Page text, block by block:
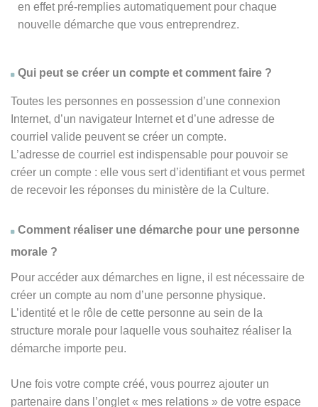
en effet pré-remplies automatiquement pour chaque
nouvelle démarche que vous entreprendrez.
Qui peut se créer un compte et comment faire ?
Toutes les personnes en possession d’une connexion
Internet, d’un navigateur Internet et d’une adresse de
courriel valide peuvent se créer un compte.
L’adresse de courriel est indispensable pour pouvoir se
créer un compte : elle vous sert d’identifiant et vous permet
de recevoir les réponses du ministère de la Culture.
Comment réaliser une démarche pour une personne
morale ?
Pour accéder aux démarches en ligne, il est nécessaire de
créer un compte au nom d’une personne physique.
L’identité et le rôle de cette personne au sein de la
structure morale pour laquelle vous souhaitez réaliser la
démarche importe peu.
Une fois votre compte créé, vous pourrez ajouter un
partenaire dans l’onglet « mes relations » de votre espace